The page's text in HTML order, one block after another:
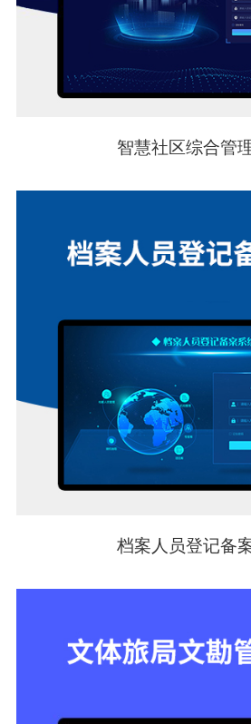
智慧社区综合管
档案人员登记备